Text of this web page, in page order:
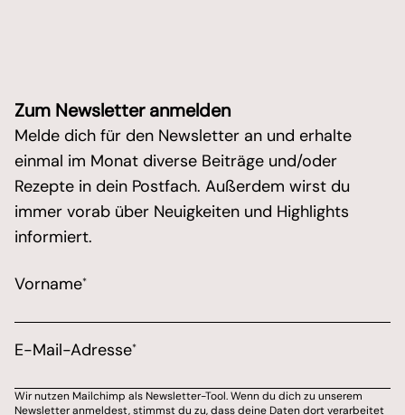
Zum Newsletter anmelden
Melde dich für den Newsletter an und erhalte
einmal im Monat diverse Beiträge und/oder
Rezepte in dein Postfach. Außerdem wirst du
immer vorab über Neuigkeiten und Highlights
informiert.
Vorname*
E-Mail-Adresse*
/* real people should not fill this in and expect
Wir nutzen Mailchimp als Newsletter-Tool. Wenn du dich zu unserem
Newsletter anmeldest, stimmst du zu, dass deine Daten dort verarbeitet